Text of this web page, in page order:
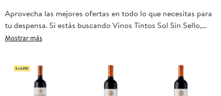
Aprovecha las mejores ofertas en todo lo que necesitas para
tu despensa. Si estás buscando Vinos Tintos Sol Sin Sello,
frutas frescas, carnes, pan o productos para el hogar, aquí lo
oportunidad sea realmente conveniente para ti y tu familia.
Mostrar más